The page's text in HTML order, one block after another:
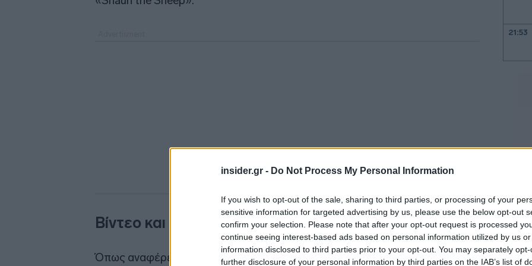
insider.gr - Do Not Process My Personal Information
If you wish to opt-out of the sale, sharing to third parties, or processing of your
sensitive information for targeted advertising by us, please use the below opt-out
confirm your selection. Please note that after your opt-out request is processed
continue seeing interest-based ads based on personal information utilized by us
information disclosed to third parties prior to your opt-out. You may separately
further disclosure of your personal information by third parties on the IAB’s list of
Βίντεο και προσωπικά μηνύματα στο «γραμματόσημο»
Όπως αναφέρεται, στόχος είναι, στο μέλλον, να μπορεί ο παραλήπτης να
21:53
21:03
20:53